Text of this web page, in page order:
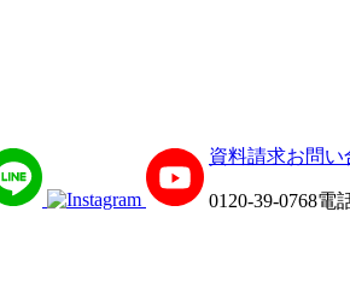
資料請求お問い
0120-39-0768電